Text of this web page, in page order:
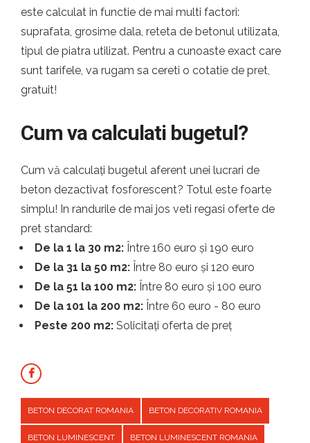
este calculat in functie de mai multi factori:
suprafata, grosime dala, reteta de betonul utilizata,
tipul de piatra utilizat. Pentru a cunoaste exact care
sunt tarifele, va rugam sa cereti o cotatie de pret,
gratuit!
Cum va calculati bugetul?
Cum vă calculați bugetul aferent unei lucrari de
beton dezactivat fosforescent? Totul este foarte
simplu! In randurile de mai jos veti regasi oferte de
pret standard:
De la 1 la 30 m2: Între 160 euro și 190 euro
De la 31 la 50 m2: Între 80 euro și 120 euro
De la 51 la 100 m2: Între 80 euro și 100 euro
De la 101 la 200 m2: Între 60 euro - 80 euro
Peste 200 m2: Solicitați oferta de preț
BETON DECORAT ROMANIA BETON DECORATIV ROMANIA
BETON LUMINESCENT BETON LUMINESCENT ROMANIA